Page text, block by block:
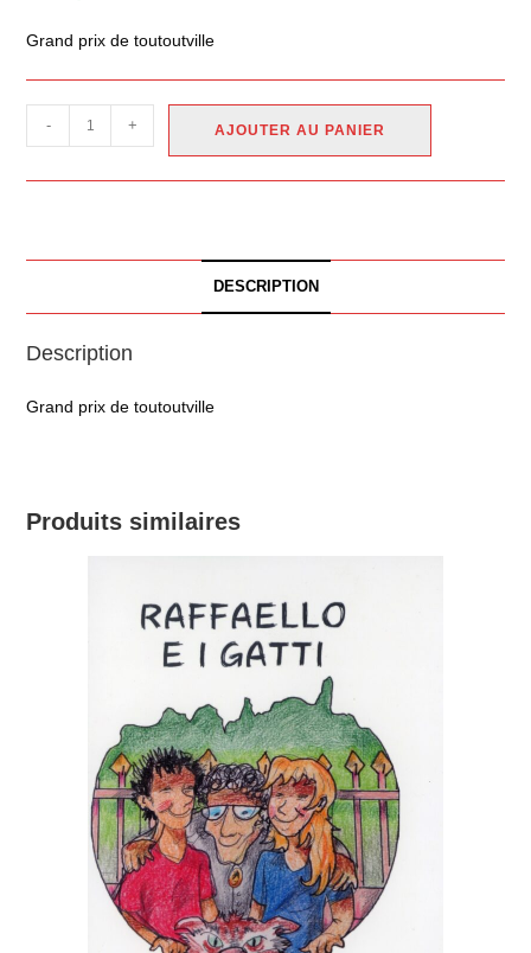
Grand prix de toutoutville
- + AJOUTER AU PANIER
DESCRIPTION
Description
Grand prix de toutoutville
Produits similaires